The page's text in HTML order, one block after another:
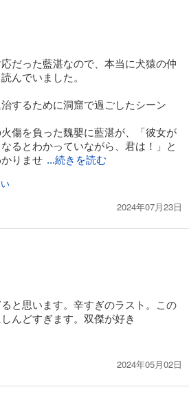
だった藍湛なので、本当に犬猿の仲
んでいました。
するために洞窟で過ごしたシーン
傷を負った魏嬰に藍湛が、「彼女が
るとわかっていながら、君は！」と
りませ ...続きを読む
2024年07月23日
と思います。辛すぎのラスト。この
んどすぎます。双傑が好き
2024年05月02日